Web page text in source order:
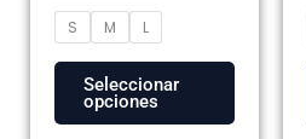
S M L
Seleccionar
opciones
página
de
producto